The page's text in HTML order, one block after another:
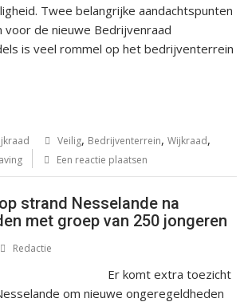
Twee belangrijke aandachtspunten
voor de nieuwe Bedrijvenraad
is veel rommel op het bedrijventerrein
Veilig, Bedrijventerrein,Wijkraad,
Een reactie plaatsen
strand Nesselande na
met groep van 250 jongeren
Redactie
Er komt extra toezicht
om nieuwe ongeregeldheden